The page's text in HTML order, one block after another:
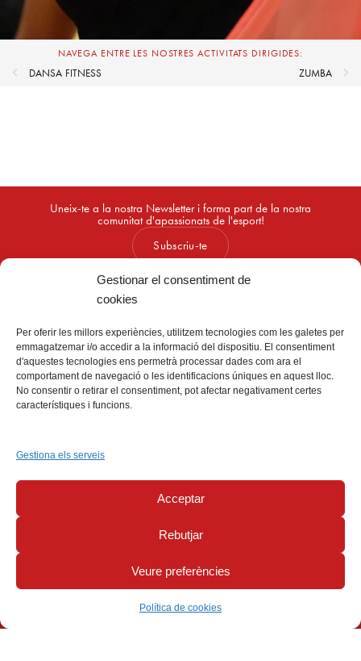
Gestionar el consentiment de
cookies
Per oferir les millors experiències, utilitzem tecnologies com les galetes per
emmagatzemar i/o accedir a la informació del dispositiu. El consentiment
d'aquestes tecnologies ens permetrà processar dades com ara el
comportament de navegació o les identificacions úniques en aquest lloc.
No consentir o retirar el consentiment, pot afectar negativament certes
característiques i funcions.
Gestiona els serveis
Acceptar
Rebutjar
Veure preferències
Política de cookies
NAVEGA ENTRE LES NOSTRES ACTIVITATS DIRIGIDES:
DANSA FITNESS ZUMBA
Més informació
Uneix-te a la nostra Newsletter i forma part de la nostra
comunitat d'apassionats de l'esport!
Subscriu-te
Canal de denúncies
Política de privacitat
© 2023, Grup Excursionista i Esportiu Gironí